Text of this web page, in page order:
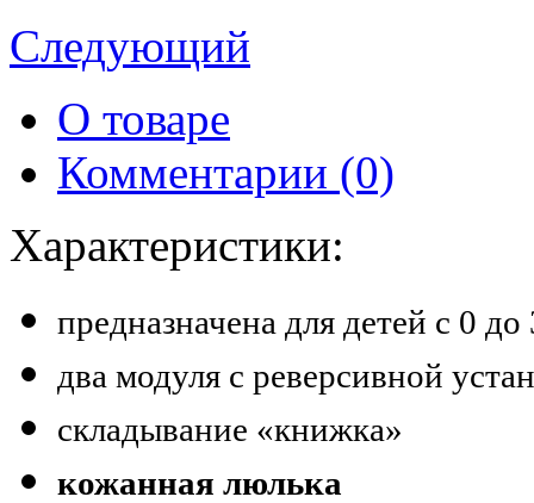
Следующий
О товаре
Комментарии (0)
Характеристики:
предназначена для детей с 0 до
два модуля с реверсивной
складывание «книжка»
кожанная люлька